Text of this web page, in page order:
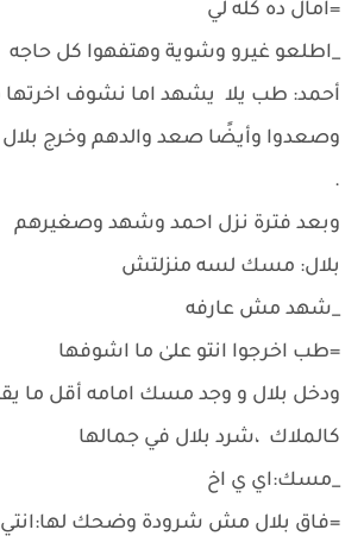
=امال ده كله لي
_اطلعو غيرو وشوية وهتفهوا كل حاجه
أحمد: طب يلا يشهد اما نشوف اخرتها
وصعدوا وأيضًا صعد والدهم وخرج بلال
.
وبعد فترة نزل احمد وشهد وصغيرهم
بلال: مسك لسه منزلتش
_شهد مش عارفه
=طب اخرجوا انتو علىٰ ما اشوفها
ودخل بلال و وجد مسك امامه أقل ما
كالملاك ،شرد بلال في جمالها
_مسك:اي ي اخ
=فاق بلال مش شرودة وضحك لها:انتي